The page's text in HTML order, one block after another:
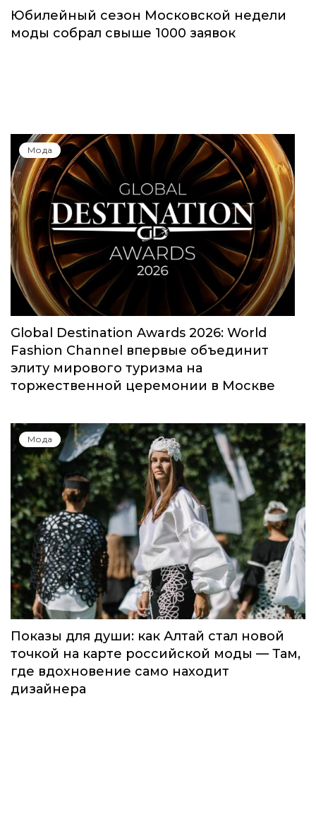
Юбилейный сезон Московской недели
моды собрал свыше 1000 заявок
Мода
Global Destination Awards 2026: World
Fashion Channel впервые объединит
элиту мирового туризма на
торжественной церемонии в Москве
Мода
Показы для души: как Алтай стал новой
точкой на карте российской моды — Там,
где вдохновение само находит
дизайнера